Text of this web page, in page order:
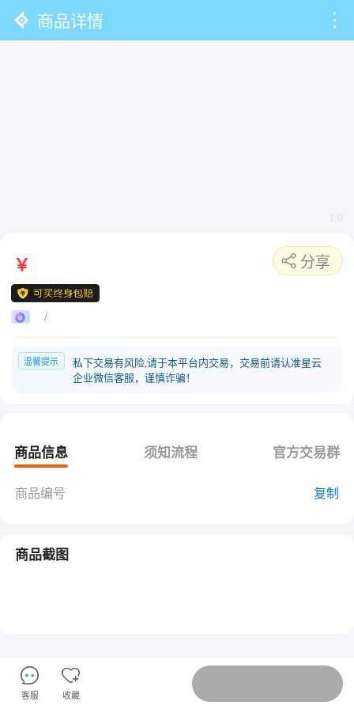
商品详情
￥ 分享
/
温馨提示
私下交易有风险,请于本平台内交易，交易前请认准星云
企业微信客服，谨慎诈骗！
商品信息 须知流程 官方交易群
商品编号 复制
商品截图
客服 收藏